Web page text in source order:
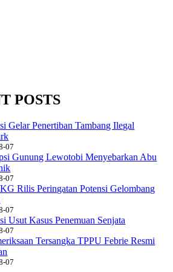
POSTS
Gelar Penertiban Tambang Ilegal
07
Gunung Lewotobi Menyebarkan Abu
07
Rilis Peringatan Potensi Gelombang
07
Usut Kasus Penemuan Senjata
07
Tersangka TPPU Febrie Resmi
07